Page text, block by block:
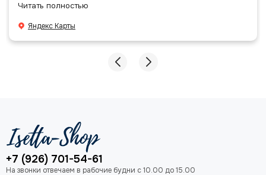
даже есть подарочек, очень приятно. Спасибо
большое команде!
Читать полностью
Яндекс Карты
+7 (926) 701-54-61